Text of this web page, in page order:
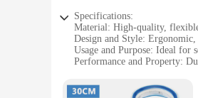
Specifications:
Material: High-quality,
Design and Style:
Usage and Purpose: Ideal
Performance and Property:
Applicable People: Suitable